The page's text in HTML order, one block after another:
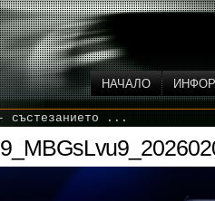
НАЧАЛО
състезанието ...